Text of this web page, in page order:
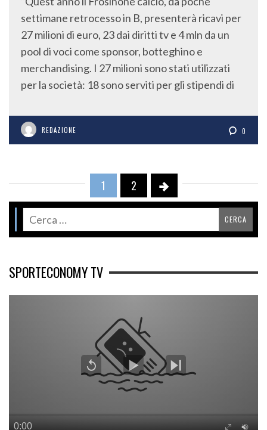
settimane retrocesso in B, presenterà ricavi per
27 milioni di euro, 23 dai diritti tv e 4 mln da un
pool di voci come sponsor, botteghino e
merchandising. I 27 milioni sono stati utilizzati
per la società: 18 sono serviti per gli stipendi di
REDAZIONE 0
1 2
SPORTECONOMY TV